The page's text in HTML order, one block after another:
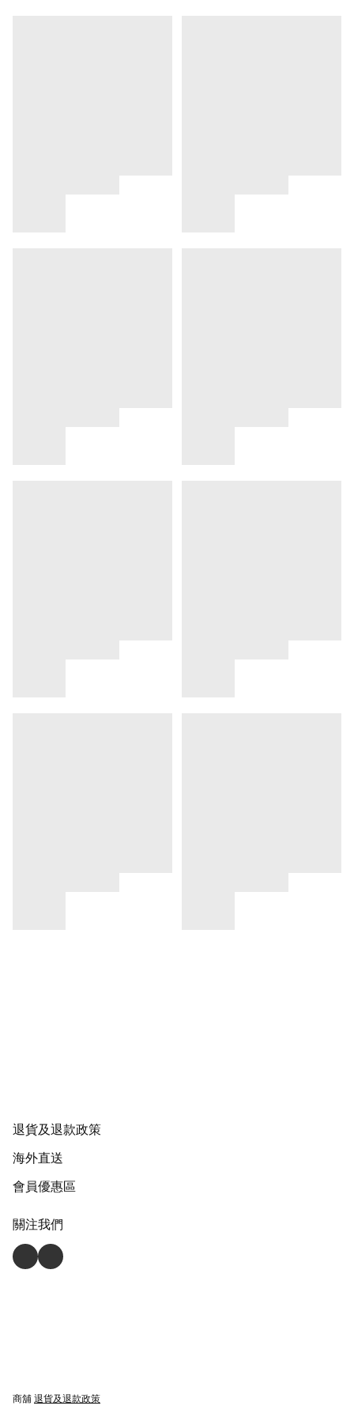
退貨及退款政策
海外直送
會員優惠區
關注我們
商舖 退貨及退款政策